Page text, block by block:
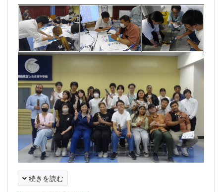
続きを読む